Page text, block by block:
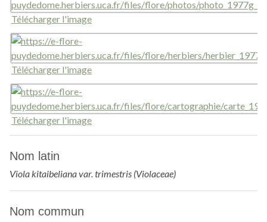
Télécharger l'image
Télécharger l'image
Télécharger l'image
Nom latin
Viola kitaibeliana var. trimestris (Violaceae)
Nom commun